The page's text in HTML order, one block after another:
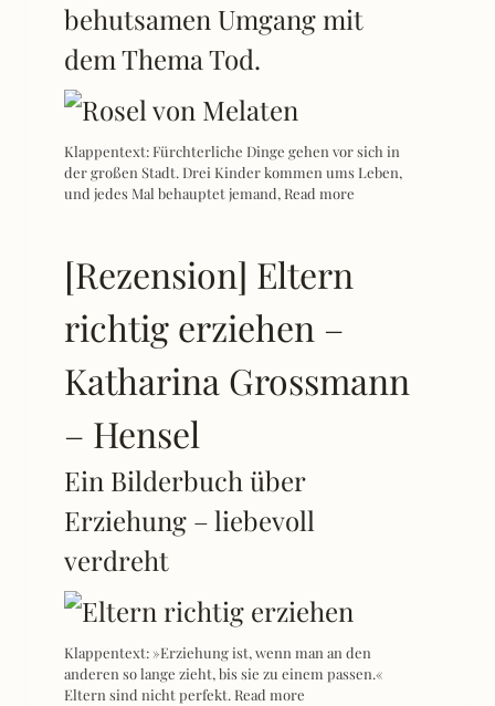
behutsamen Umgang mit
dem Thema Tod.
Klappentext: Fürchterliche Dinge gehen vor sich in
der großen Stadt. Drei Kinder kommen ums Leben,
und jedes Mal behauptet jemand, Read more
[Rezension] Eltern
richtig erziehen –
Katharina Grossmann
– Hensel
Ein Bilderbuch über
Erziehung – liebevoll
verdreht
Klappentext: »Erziehung ist, wenn man an den
anderen so lange zieht, bis sie zu einem passen.«
Eltern sind nicht perfekt. Read more